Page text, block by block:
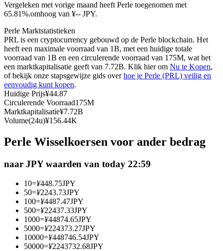
USDC-futures
Kopiëren Handel
Sluit je aan bij top traders
Word een Copy Trader
Vergeleken met vorige maand heeft Perle toegenomen met
65.81%.omhoog van ¥-- JPY.
Perle Marktstatistieken
PRL is een cryptocurrency gebouwd op de Perle blockchain. Het
heeft een maximale voorraad van 1B, met een huidige totale
voorraad van 1B en een circulerende voorraad van 175M, wat het
een marktkapitalisatie geeft van 7.72B. Klik hier om Nu te Kopen,
of bekijk onze stapsgewijze gids overhoe je Perle (PRL) veilig en
eenvoudig kunt kopen.
Huidige Prijs¥44.87
Circulerende Voorraad175M
Marktkapitalisatie¥7.72B
Volume(24u)¥156.44K
Perle Wisselkoersen voor ander bedrag
naar JPY waarden van today 22:59
10=¥448.75JPY
50=¥2243.73JPY
100=¥4487.47JPY
500=¥22437.33JPY
1000=¥44874.65JPY
5000=¥224373.27JPY
10000=¥448746.54JPY
50000=¥2243732.68JPY